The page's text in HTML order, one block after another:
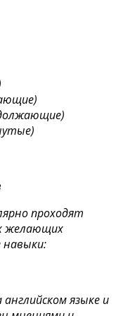
проходят
желающих
навыки:
языке и